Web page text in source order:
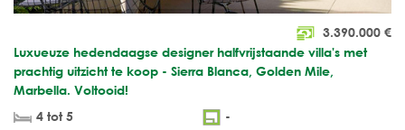
3.390.000 €
Luxueuze hedendaagse designer halfvrijstaande villa's met
prachtig uitzicht te koop - Sierra Blanca, Golden Mile,
Marbella. Voltooid!
4 tot 5
-